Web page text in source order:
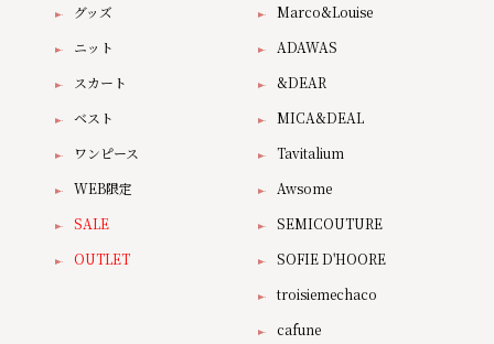
グッズ
ニット
スカート
ベスト
ワンピース
WEB限定
SALE
OUTLET
Marco&Louise
ADAWAS
&DEAR
MICA&DEAL
Tavitalium
Awsome
SEMICOUTURE
SOFIE D'HOORE
troisiemechaco
cafune